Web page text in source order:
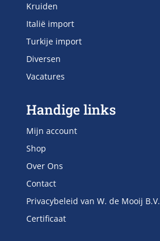
Kruiden
Italië import
Turkije import
Diversen
Vacatures
Handige links
Mijn account
Shop
Over Ons
Contact
Privacybeleid van W. de Mooij B.V.
Certificaat